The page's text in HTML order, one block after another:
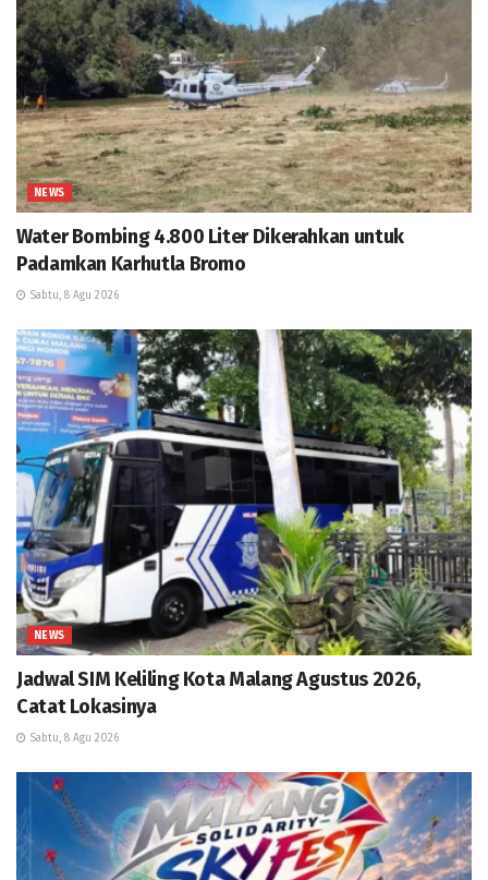
NEWS
Water Bombing 4.800 Liter Dikerahkan untuk
Padamkan Karhutla Bromo
Sabtu, 8 Agu 2026
NEWS
Jadwal SIM Keliling Kota Malang Agustus 2026,
Catat Lokasinya
Sabtu, 8 Agu 2026